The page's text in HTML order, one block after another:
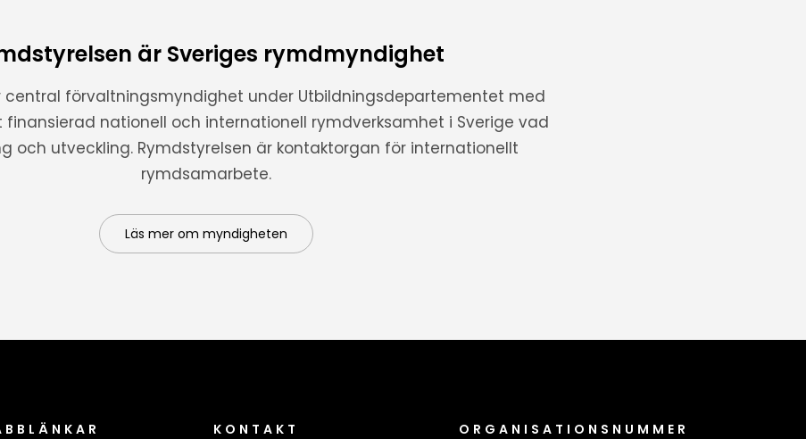
är Sveriges rymdmyndighet
central förvaltningsmyndighet under Utbildningsdepartementet med
nationell och internationell rymdverksamhet i Sverige vad
och utveckling. Rymdstyrelsen är kontaktorgan för internationellt
rymdsamarbete.
Läs mer om myndigheten
KONTAKT ORGANISATIONSNUMMER